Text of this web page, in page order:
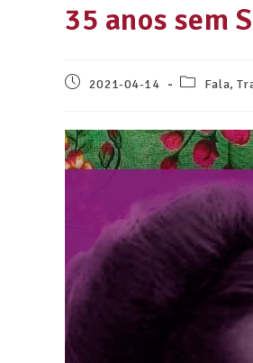
35 anos sem
2021-04-14 Fala,